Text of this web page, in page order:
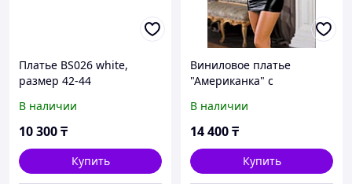
Платье BS026 white,
размер 42-44
В наличии
10 300₸
Купить
Виниловое платье
"Американка" с
вставками, размер 42-44
В наличии
14 400₸
Купить